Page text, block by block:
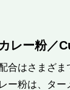
カレー粉／
合はさまざま
レー粉は、タ